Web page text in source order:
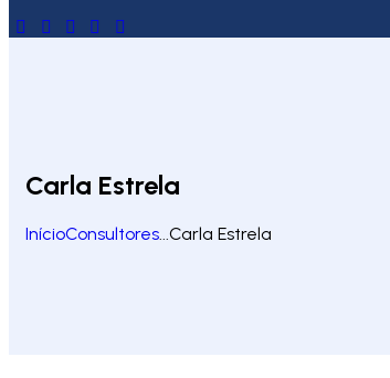
Carla Estrela
InícioConsultores...Carla Estrela